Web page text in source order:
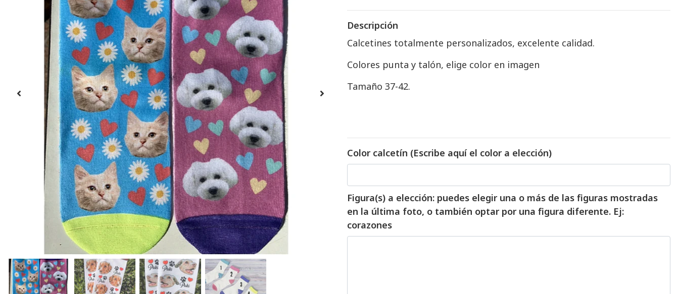
Descripción
Calcetines totalmente personalizados, excelente calidad.
Colores punta y talón, elige color en imagen
Tamaño 37-42.
Color calcetín (Escribe aquí el color a elección)
Figura(s) a elección: puedes elegir una o más de las figuras mostradas
en la última foto, o también optar por una figura diferente. Ej:
corazones